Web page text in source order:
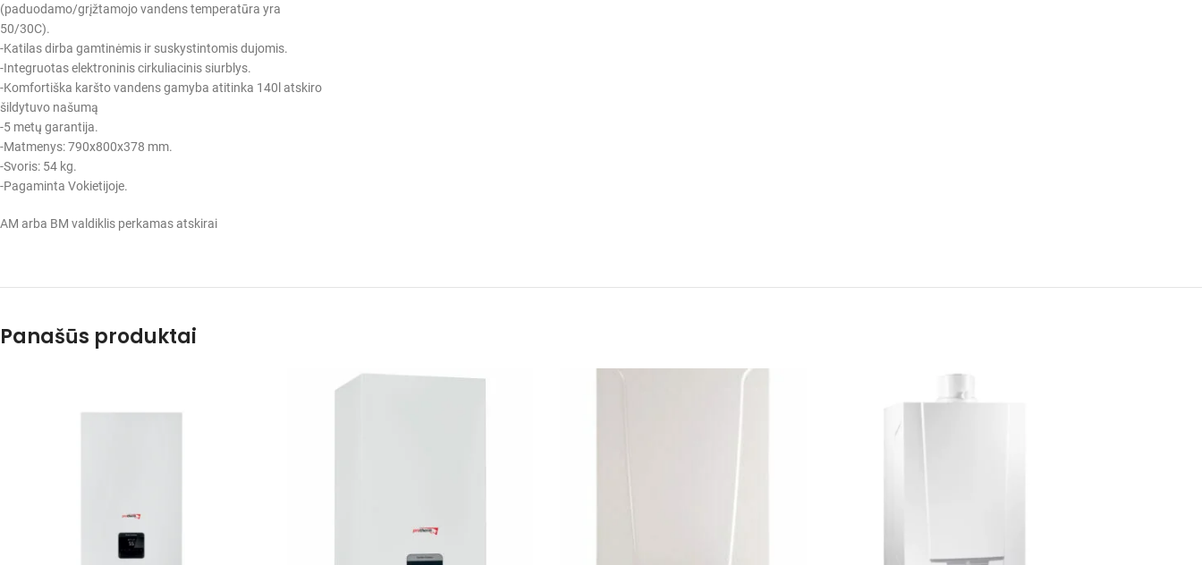
(paduodamo/grįžtamojo vandens temperatūra yra
50/30C).
-Katilas dirba gamtinėmis ir suskystintomis dujomis.
-Integruotas elektroninis cirkuliacinis siurblys.
-Komfortiška karšto vandens gamyba atitinka 140l atskiro
šildytuvo našumą
-5 metų garantija.
-Matmenys: 790x800x378 mm.
-Svoris: 54 kg.
-Pagaminta Vokietijoje.
AM arba BM valdiklis perkamas atskirai
Panašūs produktai